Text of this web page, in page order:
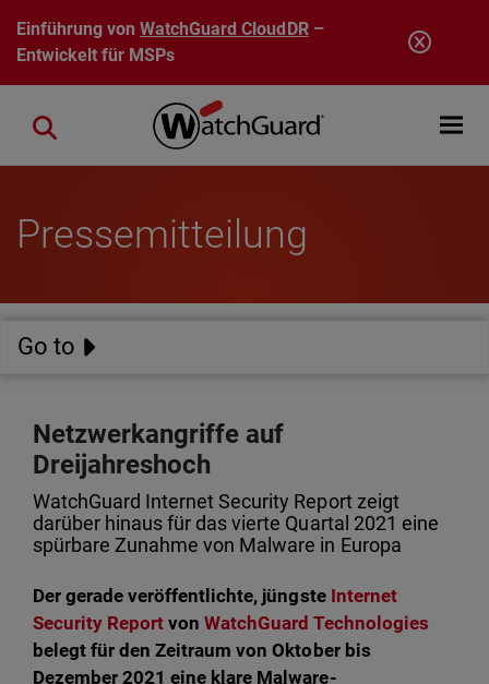
Direkt zum Inhalt
Einführung vonWatchGuard CloudDR–
Entwickelt für MSPs
Open
Close search
Pressemitteilung
Go to
Netzwerkangriffe auf
Dreijahreshoch
WatchGuard Internet Security Report zeigt
darüber hinaus für das vierte Quartal 2021 eine
spürbare Zunahme von Malware in Europa
Der gerade veröffentlichte, jüngste Internet
Security Report vonWatchGuard Technologies
belegt für den Zeitraum von Oktober bis
Dezember 2021 eine klare Malware-